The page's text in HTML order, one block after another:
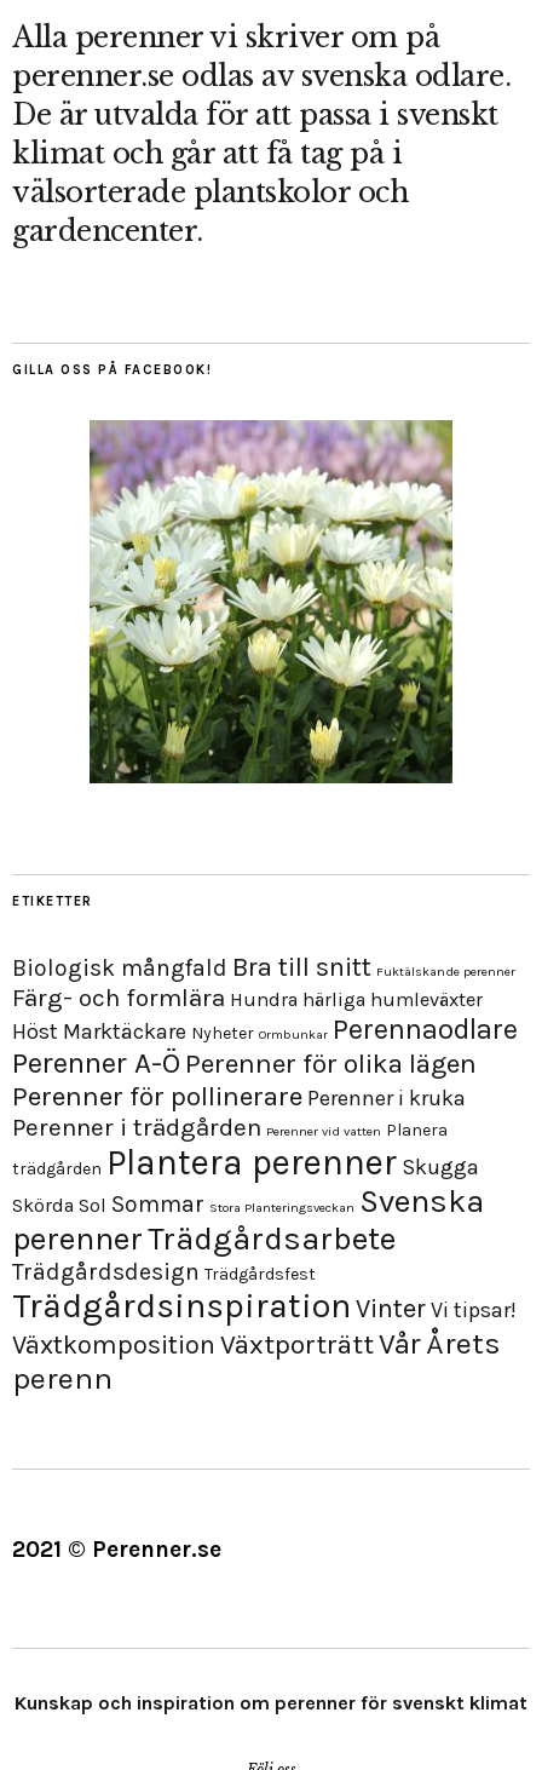
Alla perenner vi skriver om på
perenner.se odlas av svenska odlare.
De är utvalda för att passa i svenskt
klimat och går att få tag på i
välsorterade plantskolor och
gardencenter.
GILLA OSS PÅ FACEBOOK!
ETIKETTER
Biologisk mångfald Bra till snitt Fuktälskande perenner
Färg- och formlära Hundra härliga humleväxter
Höst Marktäckare Nyheter Ormbunkar Perennaodlare
Perenner A-Ö Perenner för olika lägen
Perenner för pollinerare Perenner i kruka
Perenner i trädgården Perenner vid vatten Planera
trädgården Plantera perenner Skugga
Skörda Sol Sommar Stora Planteringsveckan Svenska
perennerTrädgårdsarbete
Trädgårdsdesign Trädgårdsfest
Trädgårdsinspiration VinterVi tipsar!
Växtkomposition VäxtporträttVårÅrets
perenn
2021 © Perenner.se
Kunskap och inspiration om perenner för svenskt klimat